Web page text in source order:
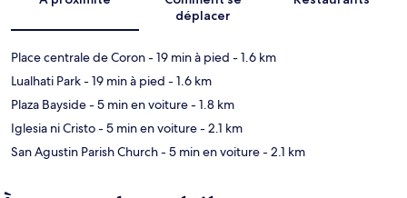
déplacer
Place centrale de Coron- 19 min à pied - 1.6 km
Lualhati Park- 19 min à pied - 1.6 km
Plaza Bayside- 5 min en voiture- 1.8 km
Iglesia ni Cristo- 5 min en voiture- 2.1 km
San Agustin Parish Church- 5 min en voiture- 2.1 km